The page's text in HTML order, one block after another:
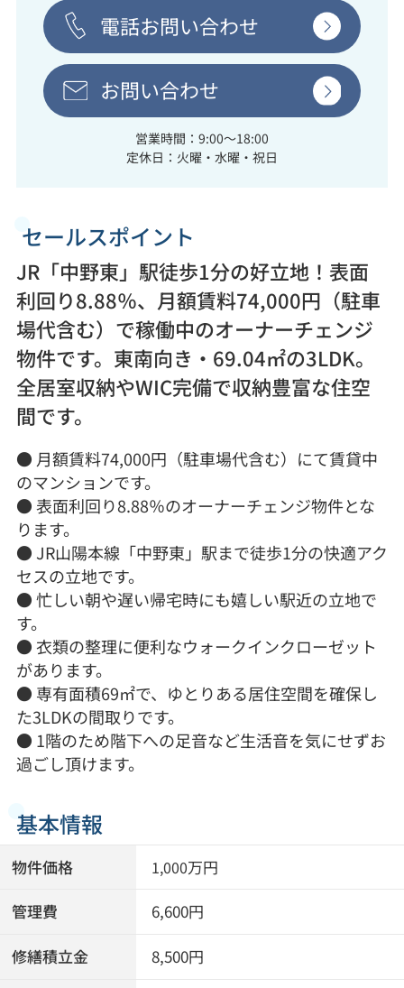
電話お問い合わせ
お問い合わせ
営業時間：9:00～18:00
定休日：火曜・水曜・祝日
セールスポイント
JR「中野東」駅徒歩1分の好立地！表面
利回り8.88％、月額賃料74,000円（駐車
場代含む）で稼働中のオーナーチェンジ
物件です。東南向き・69.04㎡の3LDK。
全居室収納やWIC完備で収納豊富な住空
間です。
● 月額賃料74,000円（駐車場代含む）にて賃貸中
のマンションです。
● 表面利回り8.88％のオーナーチェンジ物件とな
ります。
● JR山陽本線「中野東」駅まで徒歩1分の快適アク
セスの立地です。
● 忙しい朝や遅い帰宅時にも嬉しい駅近の立地で
す。
● 衣類の整理に便利なウォークインクローゼット
があります。
● 専有面積69㎡で、ゆとりある居住空間を確保し
た3LDKの間取りです。
● 1階のため階下への足音など生活音を気にせずお
過ごし頂けます。
基本情報
物件価格 1,000万円
管理費 6,600円
修繕積立金 8,500円